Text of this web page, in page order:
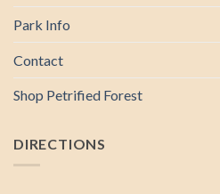
Park Info
Contact
Shop Petrified Forest
DIRECTIONS